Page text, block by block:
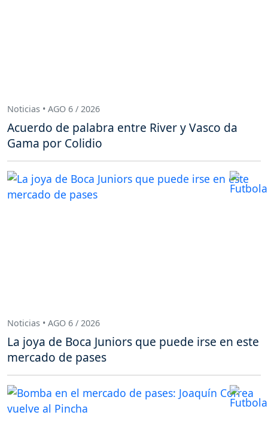
Noticias • AGO 6 / 2026
Acuerdo de palabra entre River y Vasco da
Gama por Colidio
Noticias • AGO 6 / 2026
La joya de Boca Juniors que puede irse en este
mercado de pases